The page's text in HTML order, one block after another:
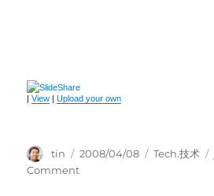
|View |Upload your own
Author
tin
Posted
on
2008/04/08 Categories
Tech.技术
Commenton